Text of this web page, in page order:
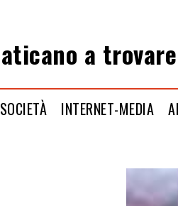
a
SOCIETÀ INTERNET-MEDIA